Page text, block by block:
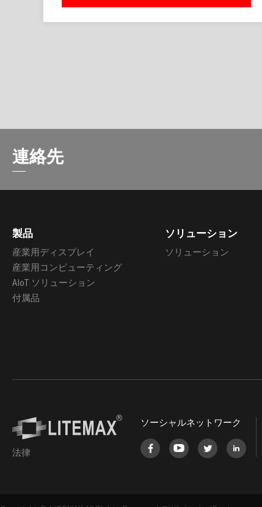
連絡先
製品
産業用ディスプレイ
産業用コンピューティング
AIoT ソリューション
付属品
ソリューション
ソリューション
法律
ソーシャルネットワーク